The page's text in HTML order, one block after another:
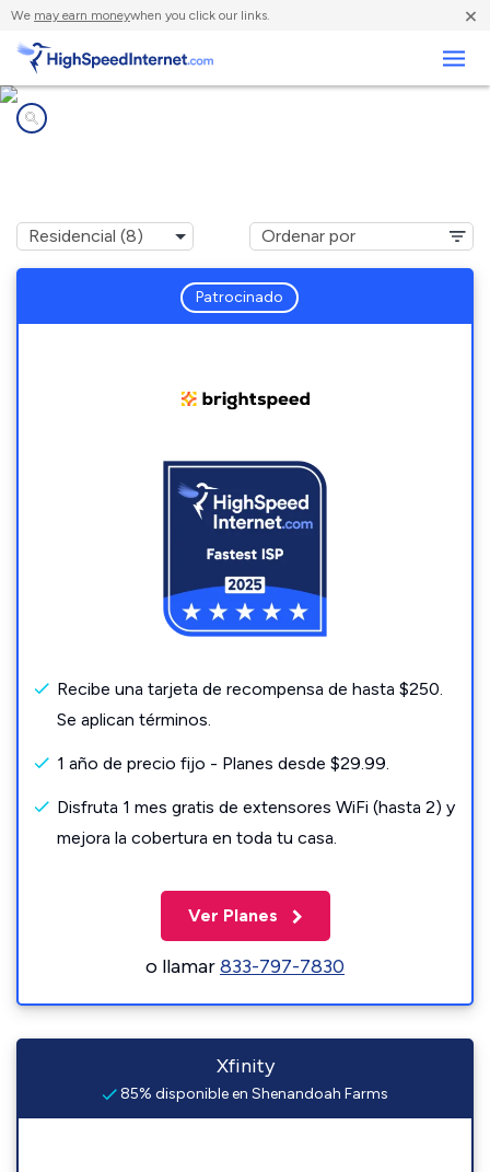
We may earn moneywhen you click our links. ×
Patrocinado
Recibe una tarjeta de recompensa de hasta $250.
Se aplican términos.
1 año de precio fijo - Planes desde $29.99.
Disfruta 1 mes gratis de extensores WiFi (hasta 2) y
mejora la cobertura en toda tu casa.
Ver Planes
o llamar833-797-7830
Xfinity
85% disponible en Shenandoah Farms